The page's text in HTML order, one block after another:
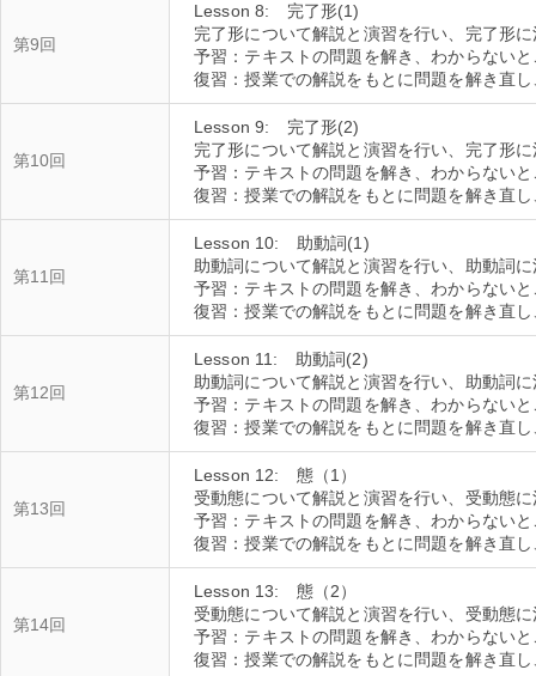
第9回
Lesson 8: 完了形(1)
完了形について解説と演習を行い、完了形
予習：テキストの問題を解き、わからない
第10回
Lesson 9: 完了形(2)
完了形について解説と演習を行い、完了形
予習：テキストの問題を解き、わからない
第11回
Lesson 10: 助動詞(1)
助動詞について解説と演習を行い、助動詞
予習：テキストの問題を解き、わからない
第12回
Lesson 11: 助動詞(2)
助動詞について解説と演習を行い、助動詞
予習：テキストの問題を解き、わからない
第13回
Lesson 12: 態（1）
受動態について解説と演習を行い、受動態
予習：テキストの問題を解き、わからない
第14回
Lesson 13: 態（2）
受動態について解説と演習を行い、受動態
予習：テキストの問題を解き、わからない